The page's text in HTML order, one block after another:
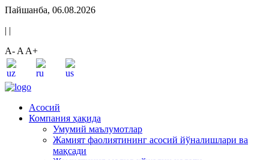
Пайшанба, 06.08.2026
| |
A- A A+
Асосий
Компания ҳақида
Умумий маълумотлар
Жамият фаолиятининг асосий йўналишлари ва
мақсади